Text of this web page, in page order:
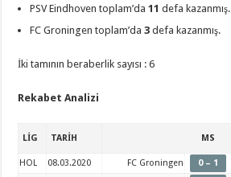
PSV Eindhoven toplam’da11 defa kazanmış.
FC Groningen toplam’da3 defa kazanmış.
İki tamının beraberlik sayısı : 6
Rekabet Analizi
LİG TARİH MS
HOL 08.03.2020 FC Groningen 0 – 1